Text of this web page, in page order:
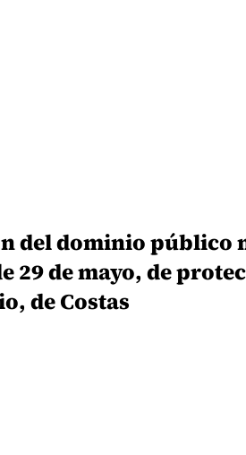
del dominio
29 de mayo, de
de Costas